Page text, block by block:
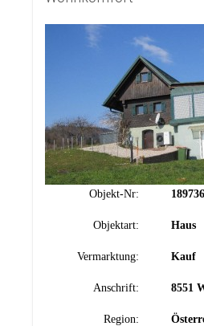
Objekt-Nr:
Objektart: Haus
Vermarktung: Kauf
Anschrift: 8551
Region: